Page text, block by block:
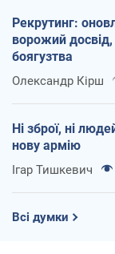
Рекрутинг:
ворожий
боягузтва
Олександр Кірш
Ні зброї, ні
нову армію
Ігар Тишкевич
Всі думки